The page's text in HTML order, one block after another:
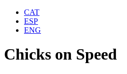
CAT
ESP
ENG
Chicks on Speed